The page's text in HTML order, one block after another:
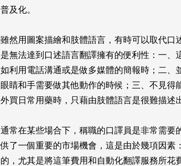
普及化。
雖然用圖案描繪和肢體語言，有時可以取代口
是無法達到口述語言翻譯擁有的便利性：一、
如利用電話溝通或是做多媒體的簡報時；二、
眼睛和手需要做其他動作的時候；三、不見得
外買日常用藥時，只藉由肢體語言是很難描述
通常在某些場合下，稱職的口譯員是非常需要
供了一個重要的市場機會，這是由於幾項因素
的，尤其是將這筆費用和自動化翻譯服務所花